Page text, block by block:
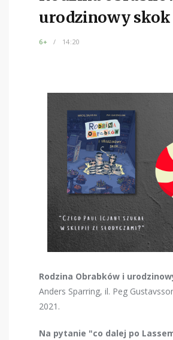
urodzinowy skok
6+ 14:20
Rodzina Obrabków i
Anders Sparring, il. Peg
2021.
Na pytanie "co dalej po